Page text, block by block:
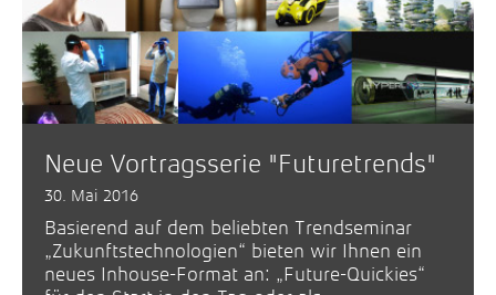
Neue Vortragsserie "Futuretrends"
30. Mai 2016
Basierend auf dem beliebten Trendseminar
„Zukunftstechnologien“ bieten wir Ihnen ein
neues Inhouse-Format an: „Future-Quickies“